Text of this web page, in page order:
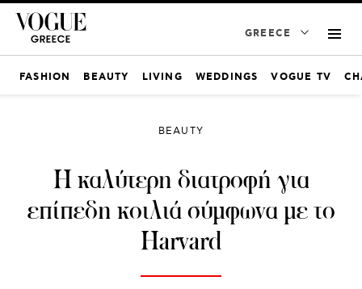
GREECE
FASHION BEAUTY LIVING WEDDINGS VOGUE TV
BEAUTY
Η καλύτερη διατροφή για
επίπεδη κοιλιά σύμφωνα με το
Harvard